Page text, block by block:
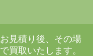
お見積り後、 その場
で買取いたします。